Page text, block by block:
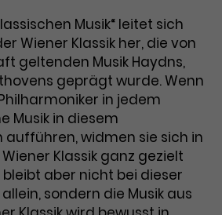
ist ein von Google Analytics
Cookie. Bestimmte
werden nur maximal einmal
an Google Analytics
Solange es gesetzt ist,
bestimmte
Cookie wird verwendet, um
mit
zu messen und
Funktionen
Musik“ leitet sich
Wiener Klassik her, die von
geltenden Musik Haydns,
geprägt wurde. Wenn
in jedem
Musik in diesem
aufführen, widmen sie sich in
Klassik ganz gezielt
bleibt aber nicht bei dieser
sondern die Musik aus